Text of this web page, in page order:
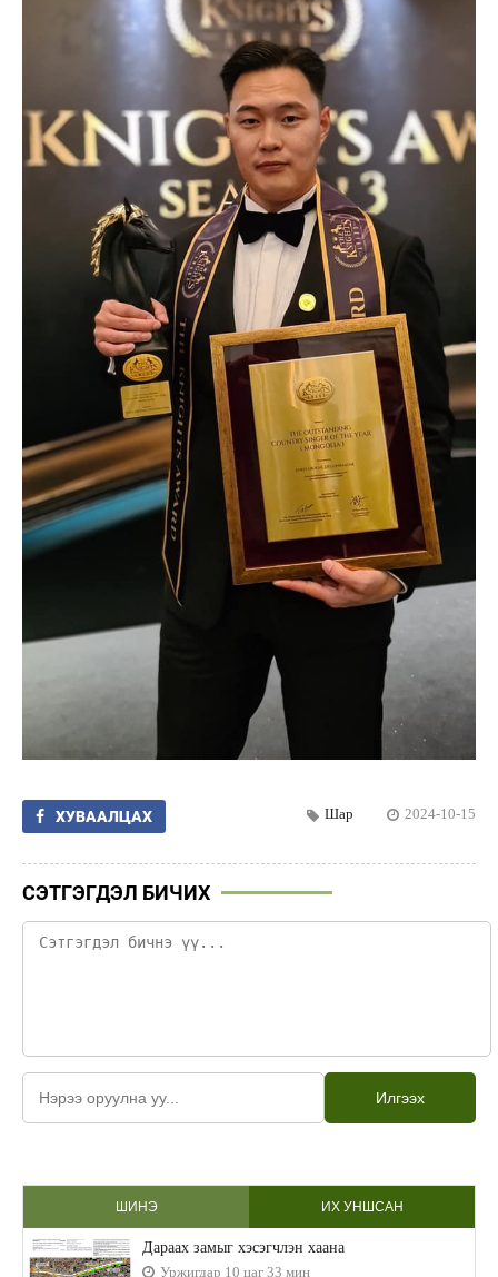
ХУВААЛЦАХ Шар 2024-10-15
СЭТГЭГДЭЛ БИЧИХ
Илгээх
ШИНЭ ИХ УНШСАН
Дараах замыг хэсэгчлэн хаана
Уржигдар 10 цаг 33 мин